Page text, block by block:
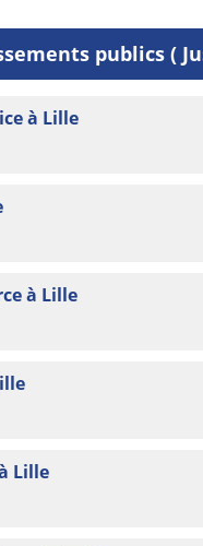
publics (
à Lille
à Lille
Lille